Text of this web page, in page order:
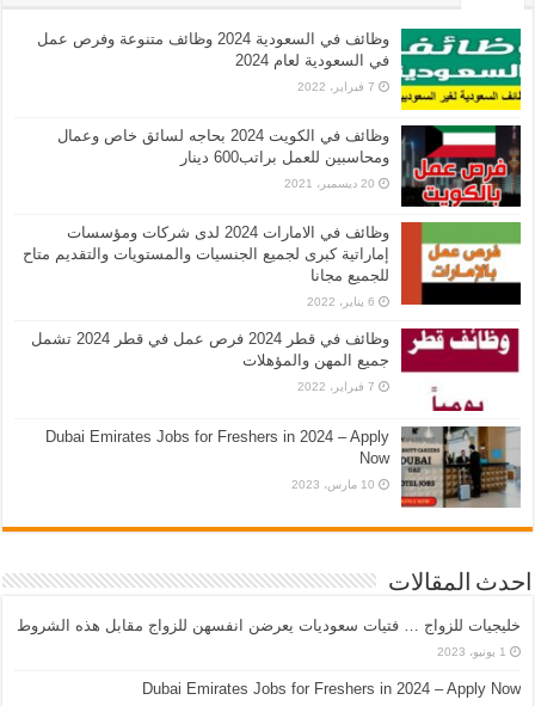
وظائف في السعودية 2024 وظائف متنوعة وفرص عمل
في السعودية لعام 2024
7 فبراير، 2022
وظائف في الكويت 2024 بحاجه لسائق خاص وعمال
ومحاسبين للعمل براتب600 دينار
20 ديسمبر، 2021
وظائف في الامارات 2024 لدى شركات ومؤسسات
إماراتية كبرى لجميع الجنسيات والمستويات والتقديم متاح
للجميع مجانا
6 يناير، 2022
وظائف في قطر 2024 فرص عمل في قطر 2024 تشمل
جميع المهن والمؤهلات
7 فبراير، 2022
Dubai Emirates Jobs for Freshers in 2024 – Apply
Now
10 مارس، 2023
احدث المقالات
خليجيات للزواج … فتيات سعوديات يعرضن انفسهن للزواج مقابل هذه الشروط
1 يونيو، 2023
Dubai Emirates Jobs for Freshers in 2024 – Apply Now